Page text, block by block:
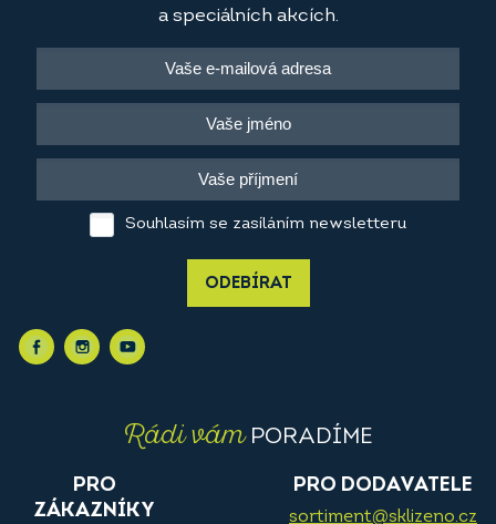
a speciálních akcích.
Souhlasím se zasíláním newsletteru
ODEBÍRAT
Rádi vámPORADÍME
PRO
ZÁKAZNÍKY
PRO DODAVATELE
sortiment@sklizeno.cz